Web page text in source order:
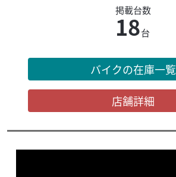
掲載台数
18台
バイクの在庫一覧
店舗詳細